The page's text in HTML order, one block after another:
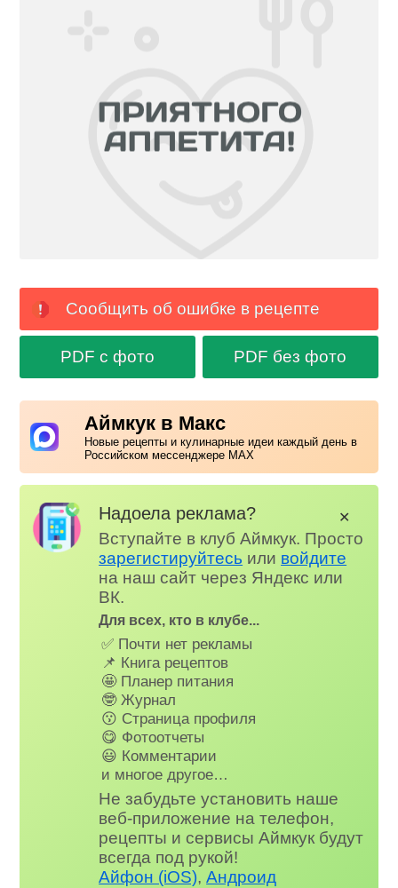
Сообщить об ошибке в рецепте
PDF с фото PDF без фото
Аймкук в Макс
Новые рецепты и кулинарные идеи каждый день в
Российском мессенджере MAX
Надоела реклама?
Вступайте в клуб Аймкук. Просто
зарегистируйтесь или войдите
на наш сайт через Яндекс или
ВК.
Для всех, кто в клубе...
✅ Почти нет рекламы
📌 Книга рецептов
🤩 Планер питания
🤓 Журнал
😗 Страница профиля
😋 Фотоотчеты
😃 Комментарии
и многое другое…
Не забудьте установить наше
веб-приложение на телефон,
рецепты и сервисы Аймкук будут
всегда под рукой!
Айфон (iOS),Андроид
✕